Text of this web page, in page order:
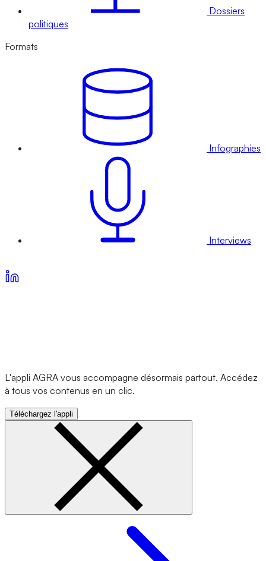
Dossiers
politiques
Formats
Infographies
Interviews
L'appli AGRA vous accompagne désormais partout. Accédez
à tous vos contenus en un clic.
Téléchargez l'appli